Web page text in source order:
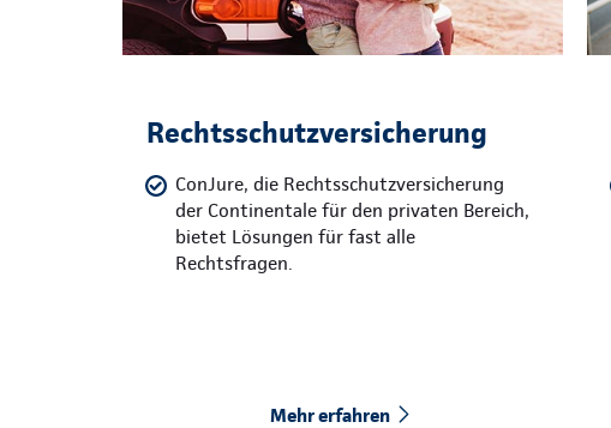
Rechtsschutzversicherung
ConJure, die Rechtsschutzversicherung
der Continentale für den privaten Bereich,
bietet Lösungen für fast alle
Rechtsfragen.
Mehr erfahren